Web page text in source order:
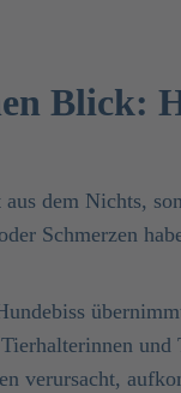
Blick:
dem Nichts,
Schmerzen
verursacht,